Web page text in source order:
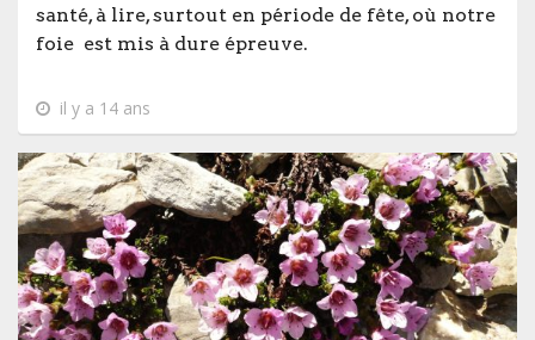
santé, à lire, surtout en période de fête, où notre
foie est mis à dure épreuve.
il y a 14 ans